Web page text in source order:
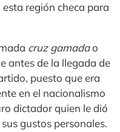
región checa para
cruz gamadao
antes de la llegada de
puesto que era
en el nacionalismo
dictador quien le dió
gustos personales.